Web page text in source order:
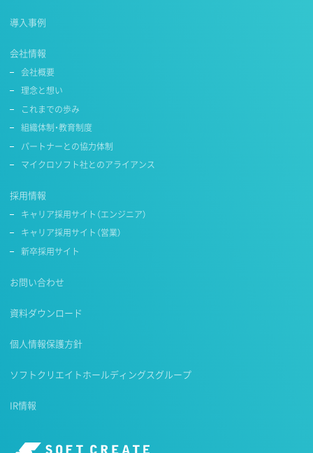
導入事例
会社情報
会社概要
理念と想い
これまでの歩み
組織体制・教育制度
パートナーとの協力体制
マイクロソフト社とのアライアンス
採用情報
キャリア採用サイト（エンジニア）
キャリア採用サイト（営業）
新卒採用サイト
お問い合わせ
資料ダウンロード
個人情報保護方針
ソフトクリエイトホールディングスグループ
IR情報